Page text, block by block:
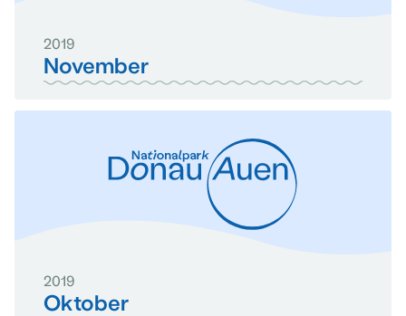
2019
November
2019
Oktober